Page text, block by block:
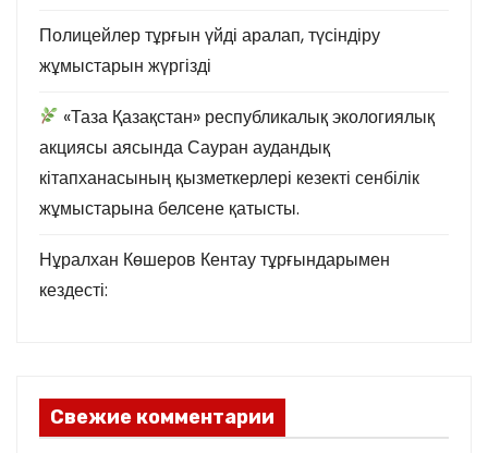
Полицейлер тұрғын үйді аралап, түсіндіру
жұмыстарын жүргізді
«Таза Қазақстан» республикалық экологиялық
акциясы аясында Сауран аудандық
кітапханасының қызметкерлері кезекті сенбілік
жұмыстарына белсене қатысты.
Нұралхан Көшеров Кентау тұрғындарымен
кездесті:
Свежие комментарии